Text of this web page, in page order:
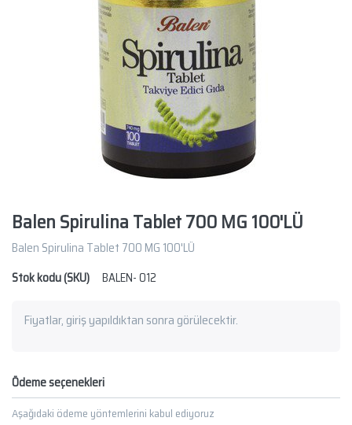
Balen Spirulina Tablet 700 MG 100'LÜ
Balen Spirulina Tablet 700 MG 100'LÜ
Stok kodu (SKU)
BALEN- 012
Fiyatlar, giriş yapıldıktan sonra görülecektir.
Ödeme seçenekleri
Aşağıdaki ödeme yöntemlerini kabul ediyoruz